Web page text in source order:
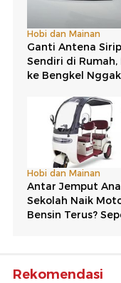
Rekomendasi